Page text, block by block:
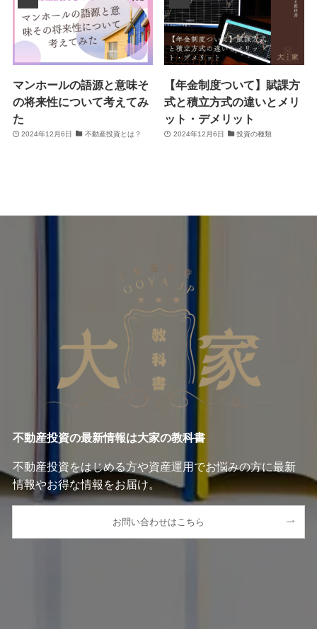
マンホールの語源と意味そ
の将来性について考えてみ
た
2024年12月6日 不動産投資とは？
【年金制度ついて】賦課方
式と積立方式の違いとメリ
ット・デメリット
2024年12月6日 投資の種類
不動産投資の最新情報は大家の教科書
不動産投資をはじめる方や資産運用でお悩みの方に最新
情報やお得な情報をお届け。
お問い合わせはこちら